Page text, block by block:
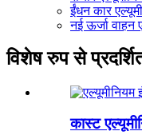
ईंधन कार
नई ऊर्जा वाहन
विशेष रुप से
कास्ट